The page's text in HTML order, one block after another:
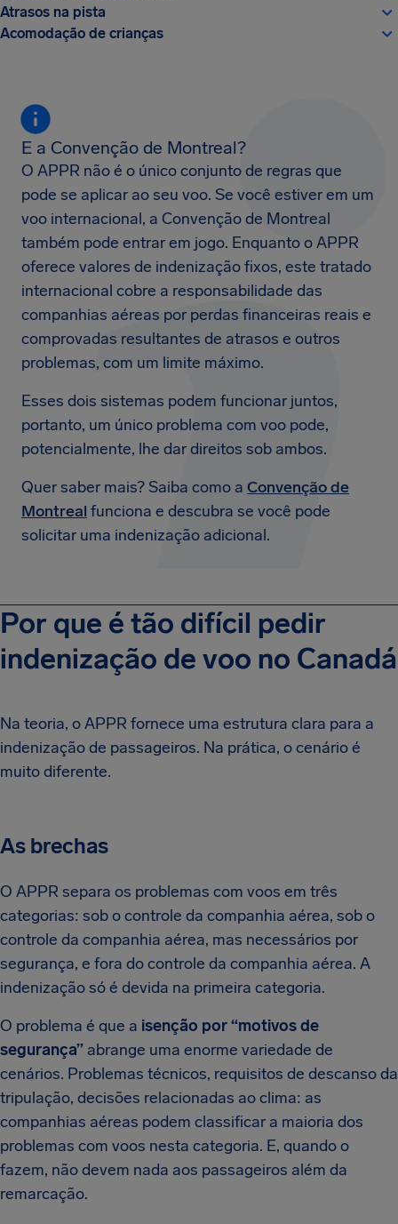
Atrasos na pista
Acomodação de crianças
E a Convenção de Montreal?
O APPR não é o único conjunto de regras que
pode se aplicar ao seu voo. Se você estiver em um
voo internacional, a Convenção de Montreal
também pode entrar em jogo. Enquanto o APPR
oferece valores de indenização fixos, este tratado
internacional cobre a responsabilidade das
companhias aéreas por perdas financeiras reais e
comprovadas resultantes de atrasos e outros
problemas, com um limite máximo.
Esses dois sistemas podem funcionar juntos,
portanto, um único problema com voo pode,
potencialmente, lhe dar direitos sob ambos.
Quer saber mais? Saiba como a Convenção de
Montreal funciona e descubra se você pode
solicitar uma indenização adicional.
Por que é tão difícil pedir
indenização de voo no Canadá
Na teoria, o APPR fornece uma estrutura clara para a
indenização de passageiros. Na prática, o cenário é
muito diferente.
As brechas
O APPR separa os problemas com voos em três
categorias: sob o controle da companhia aérea, sob o
controle da companhia aérea, mas necessários por
segurança, e fora do controle da companhia aérea. A
indenização só é devida na primeira categoria.
O problema é que a isenção por “motivos de
segurança” abrange uma enorme variedade de
cenários. Problemas técnicos, requisitos de descanso da
tripulação, decisões relacionadas ao clima: as
companhias aéreas podem classificar a maioria dos
problemas com voos nesta categoria. E, quando o
fazem, não devem nada aos passageiros além da
remarcação.